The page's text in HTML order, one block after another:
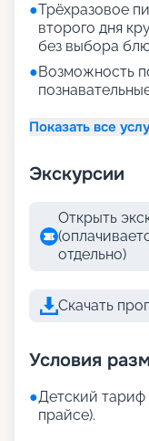
●Трёхразовое
второго дня
без выбора
●Возможность
Показать все
Экскурсии
Открыть
отдельно)
Скачать
Условия
●Детский тариф
прайсе).